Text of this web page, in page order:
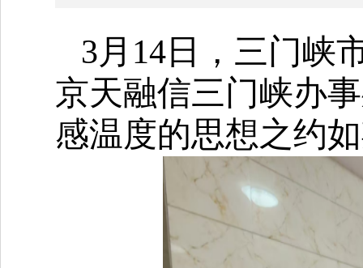
3月14日，三门峡
京天融信三门峡办
感温度的思想之约